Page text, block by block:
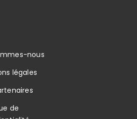
nous
légales
de